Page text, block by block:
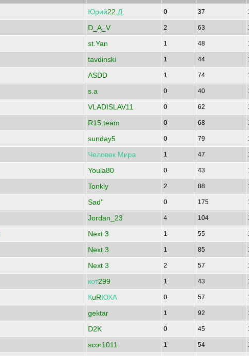
Юрий22. Д 0 37
D_A_V 2 63
st.Yan 1 48
tavdinski 1 44
ASDD 1 74
s.a 0 40
VLADISLAV11 0 62
R15.team 0 68
sunday5 0 79
Человек Мира 1 47
Youla80 0 43
Tonkiy 2 88
Sad'' 0 175
Jordan_23 4 104
Next 3 1 55
Next 3 1 85
Next 3 2 57
кот299 1 43
КuRЮХА 0 57
gektar 1 92
D2K 0 45
scor1011 1 54